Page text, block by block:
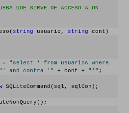
QUE SIRVE DE ACCESO A UN
string usuario, string cont)
=
"select * from usuarios where
"' and contra='" + cont + "'" ;
SQLiteCommand(sql, sqlCon);